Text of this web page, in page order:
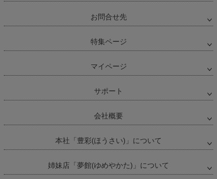
お問合せ先
特集ページ
マイページ
サポート
会社概要
本社「豊彩(ほうさい)」について
姉妹店「夢館(ゆめやかた)」について